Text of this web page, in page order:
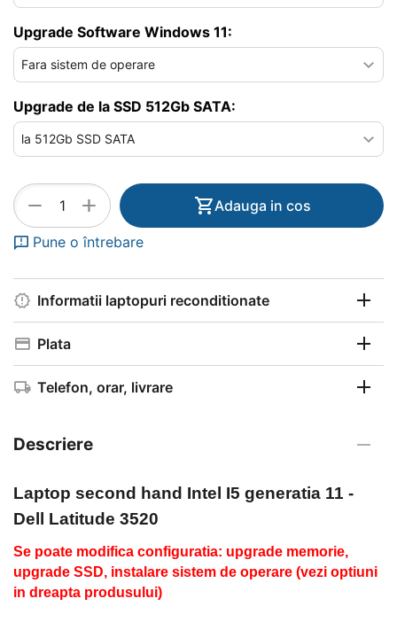
Upgrade Software Windows 11:
Upgrade de la SSD 512Gb SATA:
+
− Adauga in cos
Pune o întrebare
Informatii laptopuri reconditionate
Plata
Telefon, orar, livrare
Descriere
Laptop second hand Intel I5 generatia 11 -
Dell Latitude 3520
Se poate modifica configuratia: upgrade memorie,
upgrade SSD, instalare sistem de operare (vezi optiuni
in dreapta produsului)